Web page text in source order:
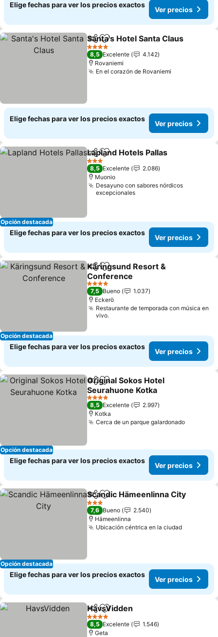
Elige fechas para ver los precios exactos
Ver precios
CompartirAgregar a favoritos
Santa's Hotel Santa Claus
4 Estrellas
8,5 Excelente
4.142
Rovaniemi
En el corazón de Rovaniemi
Elige fechas para ver los precios exactos
Ver precios
Opción destacada
CompartirAgregar a favoritos
Lapland Hotels Pallas
3 Estrellas
8,5 Excelente
2.086
Muonio
Desayuno con sabores nórdicos
excepcionales
Elige fechas para ver los precios exactos
Ver precios
Opción destacada
CompartirAgregar a favoritos
Käringsund Resort &
Conference
4 Estrellas
7,5 Bueno
1.037
Eckerö
Restaurante de temporada con música en
vivo.
Elige fechas para ver los precios exactos
Ver precios
Opción destacada
CompartirAgregar a favoritos
Original Sokos Hotel
Seurahuone Kotka
4 Estrellas
8,5 Excelente
2.997
Kotka
Cerca de un parque galardonado
Elige fechas para ver los precios exactos
Ver precios
Opción destacada
CompartirAgregar a favoritos
Scandic Hämeenlinna City
3 Estrellas
7,6 Bueno
2.540
Hämeenlinna
Ubicación céntrica en la ciudad
Elige fechas para ver los precios exactos
Ver precios
CompartirAgregar a favoritos
HavsVidden
4 Estrellas
8,5 Excelente
1.546
Geta